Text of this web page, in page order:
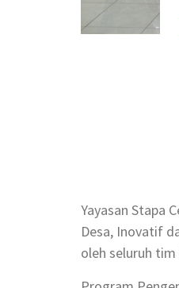
Yayasan Stapa
Desa, Inovatif
oleh seluruh